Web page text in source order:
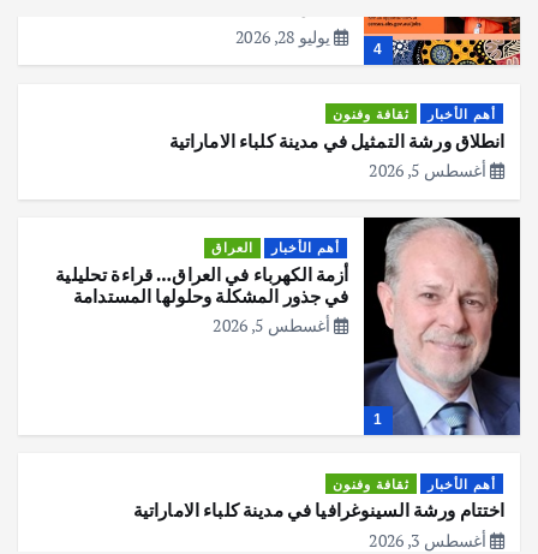
4
يوليو 28, 2026
أهم الأخبار ثقافة وفنون
انطلاق ورشة التمثيل في مدينة كلباء الاماراتية
أغسطس 5, 2026
1
أهم الأخبار العراق
أزمة الكهرباء في العراق… قراءة تحليلية
في جذور المشكلة وحلولها المستدامة
أغسطس 5, 2026
أهم الأخبار ثقافة وفنون
اختتام ورشة السينوغرافيا في مدينة كلباء الاماراتية
أغسطس 3, 2026